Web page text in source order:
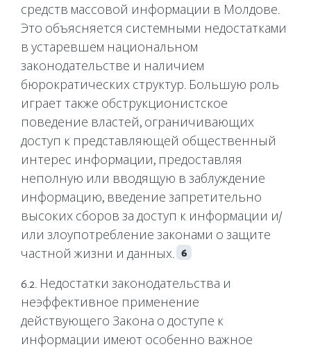
средств массовой информации в Молдове.
Это объясняется системными недостатками
в устаревшем национальном
законодательстве и наличием
бюрократических структур. Большую роль
играет также обструкционистское
поведение властей, ограничивающих
доступ к представляющей общественный
интерес информации, предоставляя
неполную или вводящую в заблуждение
информацию, введение запретительно
высоких сборов за доступ к информации и/
или злоупотребление законами о защите
частной жизни и данных. 6
6.2. Недостатки законодательства и
неэффективное применение
действующего Закона о доступе к
информации имеют особенно важное